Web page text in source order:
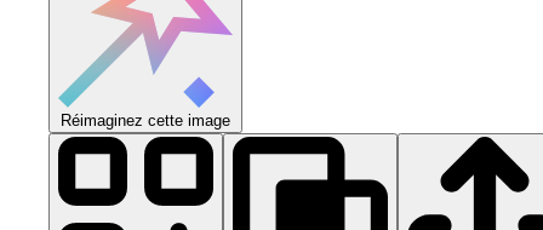
Réimaginez cette image